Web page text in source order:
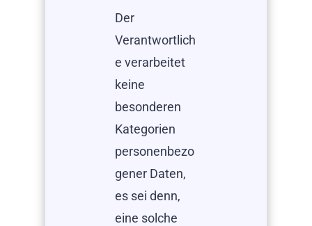
Der
Verantwortlich
e verarbeitet
keine
besonderen
Kategorien
personenbezo
gener Daten,
es sei denn,
eine solche